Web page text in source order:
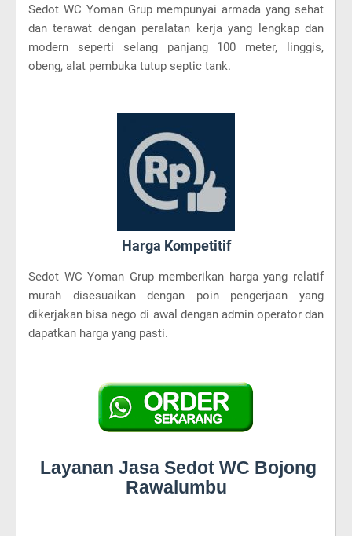
Sedot WC Yoman Grup mempunyai armada yang sehat
dan terawat dengan peralatan kerja yang lengkap dan
modern seperti selang panjang 100 meter, linggis,
obeng, alat pembuka tutup septic tank.
Harga Kompetitif
Sedot WC Yoman Grup memberikan harga yang relatif
murah disesuaikan dengan poin pengerjaan yang
dikerjakan bisa nego di awal dengan admin operator dan
dapatkan harga yang pasti.
Layanan Jasa Sedot WC Bojong
Rawalumbu